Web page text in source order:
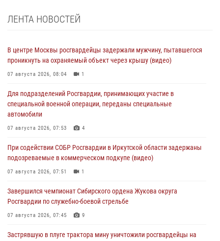
ЛЕНТА НОВОСТЕЙ
В центре Москвы росгвардейцы задержали мужчину, пытавшегося
проникнуть на охраняемый объект через крышу (видео)
07 августа 2026, 08:04 1
Для подразделений Росгвардии, принимающих участие в
специальной военной операции, переданы специальные
автомобили
07 августа 2026, 07:53 4
При содействии СОБР Росгвардии в Иркутской области задержаны
подозреваемые в коммерческом подкупе (видео)
07 августа 2026, 07:51 1
Завершился чемпионат Сибирского ордена Жукова округа
Росгвардии по служебно-боевой стрельбе
07 августа 2026, 07:45 9
Застрявшую в плуге трактора мину уничтожили росгвардейцы на